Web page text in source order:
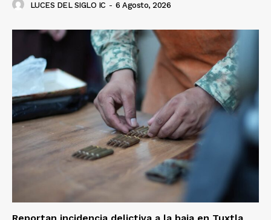
Luces
Del Siglo
LUCES DEL SIGLO IC - 6 Agosto, 2026